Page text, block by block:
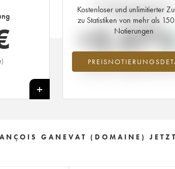
+
Kostenloser und unlimitierter
zu Statistiken von mehr als
Notierungen
Aktuelle Entwicklung der
Preisnotierung
Preisanstiegs des Jahrgangs
Jahr 2026 im Vergleich zum Jahr
GANEVAT (DOMAINE)